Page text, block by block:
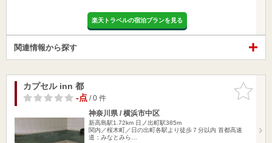
楽天トラベルの宿泊プランを見る
関連情報から探す
お気に入
りに追加
カプセル inn 都
-点/ 0 件
神奈川県 / 横浜市中区
新高島駅1.72km 日ノ出町駅385m
関内／桜木町／日の出町各駅より徒歩７分以内 首都高速
道：みなとみら…